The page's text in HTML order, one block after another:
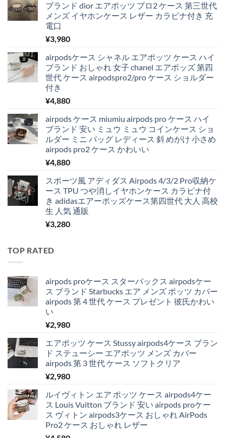
ブランド dior エアポッツ プロ2 ケース 第三世代
メンズ イヤホンケース レザー カラビナ付き 充
電口
¥3,980
airpodsケース シャネル エアポッツ ケース ハイ
ブランド おしゃれ 女子 chanel エアポッズ 第四
世代 ケース airpodspro2/pro ケース ショルダー
付き
¥4,880
airpods ケース miumiu airpods pro ケース ハイ
ブランド 安い ミュウ ミュウ コインケース ショ
ルダー ミニ バッグ レディース 斜 めがけ 小さめ
airpods pro2 ケース かわいい
¥4,880
スポーツ風 アディダス Airpods 4/3/2 Pro収納ケ
ース TPU つや消しイヤホンケース カラビナ付
き adidasエアーポッズケース第四世代 大人 高校
生 人気 通販
¥3,280
TOP RATED
airpods proケース スターバックス airpodsケー
ス ブランド Starbucks エア メンズ ポッツ カバー
airpods 第 4 世代 ケース プレゼント 彼氏かわい
い
¥2,980
エアポッツ ケース Stussy airpods4ケース ブラン
ド ステューシー エアポッツ メンズ カバー
airpods 第 3 世代 ケース ソフトクリア
¥2,980
ルイヴィトン エア ポッツ ケース airpods4ケー
ス Louis Vuitton ブランド 安い airpods proケー
ス ヴィトン airpods3ケース おしゃれ AirPods
Pro2 ケース おしゃれ レザー